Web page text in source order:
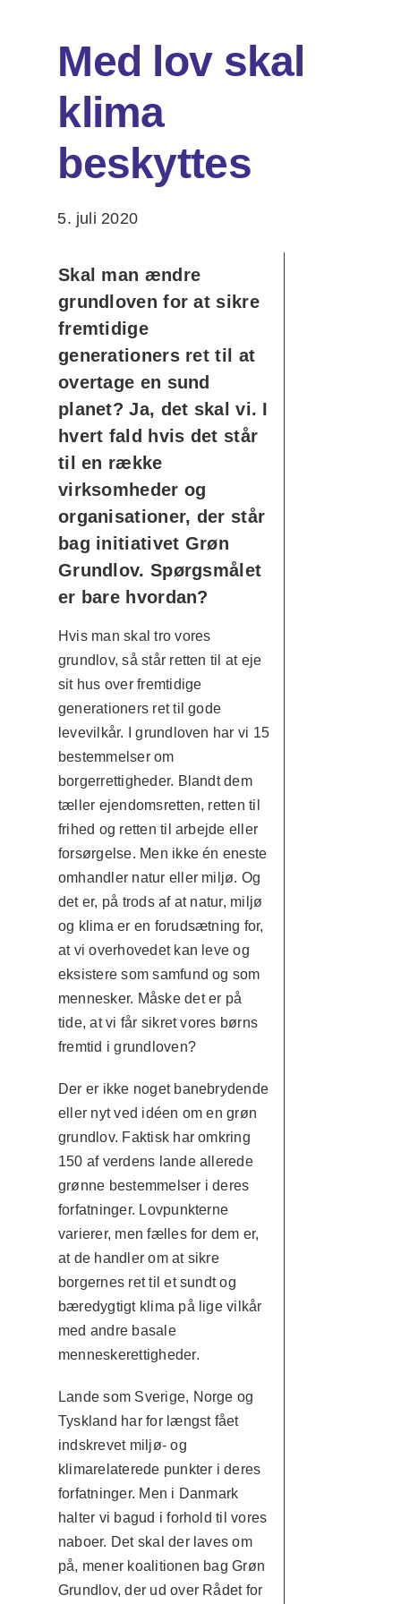
Om os
efter:
Med lov skal
klima
beskyttes
5. juli 2020
Skal man ændre
grundloven for at sikre
fremtidige
generationers ret til at
overtage en sund
planet? Ja, det skal vi. I
hvert fald hvis det står
til en række
virksomheder og
organisationer, der står
bag initiativet Grøn
Grundlov. Spørgsmålet
er bare hvordan?
Hvis man skal tro vores
grundlov, så står retten til at eje
sit hus over fremtidige
generationers ret til gode
levevilkår. I grundloven har vi 15
bestemmelser om
borgerrettigheder. Blandt dem
tæller ejendomsretten, retten til
frihed og retten til arbejde eller
forsørgelse. Men ikke én eneste
omhandler natur eller miljø. Og
det er, på trods af at natur, miljø
og klima er en forudsætning for,
at vi overhovedet kan leve og
eksistere som samfund og som
mennesker. Måske det er på
tide, at vi får sikret vores børns
fremtid i grundloven?
Der er ikke noget banebrydende
eller nyt ved idéen om en grøn
grundlov. Faktisk har omkring
150 af verdens lande allerede
grønne bestemmelser i deres
forfatninger. Lovpunkterne
varierer, men fælles for dem er,
at de handler om at sikre
borgernes ret til et sundt og
bæredygtigt klima på lige vilkår
med andre basale
menneskerettigheder.
Lande som Sverige, Norge og
Tyskland har for længst fået
indskrevet miljø- og
klimarelaterede punkter i deres
forfatninger. Men i Danmark
halter vi bagud i forhold til vores
naboer. Det skal der laves om
på, mener koalitionen bag Grøn
Grundlov, der ud over Rådet for